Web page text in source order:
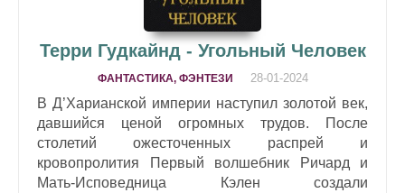
Терри Гудкайнд - Угольный Человек
ФАНТАСТИКА, ФЭНТЕЗИ 28-01-2024
В Д’Харианской империи наступил золотой век,
давшийся ценой огромных трудов. После
столетий ожесточенных распрей и
кровопролития Первый волшебник Ричард и
Мать-Исповедница Кэлен создали